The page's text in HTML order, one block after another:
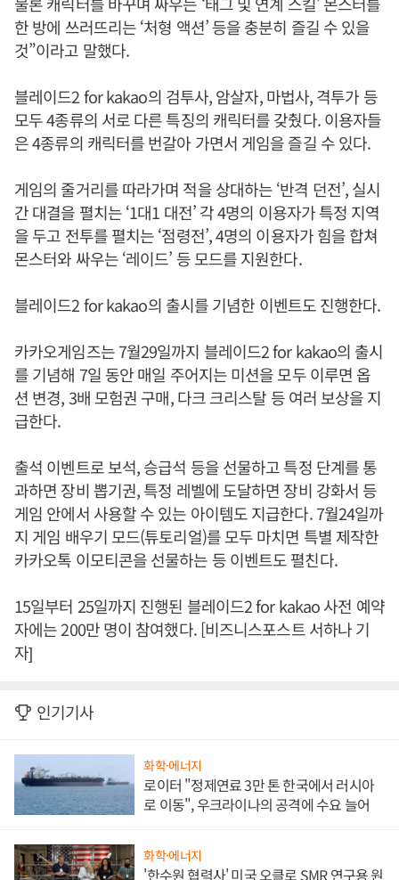
한 방에 쓰러뜨리는 ‘처형 액션’ 등을 충분히 즐길 수 있을
것”이라고 말했다.
블레이드2 for kakao의 검투사, 암살자, 마법사, 격투가 등
모두 4종류의 서로 다른 특징의 캐릭터를 갖췄다. 이용자들
은 4종류의 캐릭터를 번갈아 가면서 게임을 즐길 수 있다.
게임의 줄거리를 따라가며 적을 상대하는 ‘반격 던전’, 실시
간 대결을 펼치는 ‘1대1 대전’ 각 4명의 이용자가 특정 지역
을 두고 전투를 펼치는 ‘점령전’, 4명의 이용자가 힘을 합쳐
몬스터와 싸우는 ‘레이드’ 등 모드를 지원한다.
블레이드2 for kakao의 출시를 기념한 이벤트도 진행한다.
카카오게임즈는 7월29일까지 블레이드2 for kakao의 출시
를 기념해 7일 동안 매일 주어지는 미션을 모두 이루면 옵
션 변경, 3배 모험권 구매, 다크 크리스탈 등 여러 보상을 지
급한다.
출석 이벤트로 보석, 승급석 등을 선물하고 특정 단계를 통
과하면 장비 뽑기권, 특정 레벨에 도달하면 장비 강화서 등
게임 안에서 사용할 수 있는 아이템도 지급한다. 7월24일까
지 게임 배우기 모드(튜토리얼)를 모두 마치면 특별 제작한
카카오톡 이모티콘을 선물하는 등 이벤트도 펼친다.
15일부터 25일까지 진행된 블레이드2 for kakao 사전 예약
자에는 200만 명이 참여했다. [비즈니스포스트 서하나 기
자]
인기기사
화학·에너지
로이터 "정제연료 3만 톤 한국에서 러시아
로 이동", 우크라이나의 공격에 수요 늘어
화학·에너지
'한수원 협력사' 미국 오클로 SMR 연구용 원